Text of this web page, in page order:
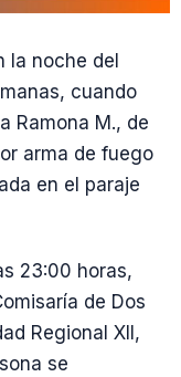
la noche del
cuando
Ramona M., de
arma de fuego
en el paraje
23:00 horas,
de Dos
Regional XII,
se